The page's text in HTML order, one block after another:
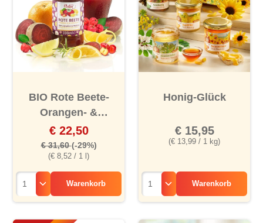
BIO Rote Beete-
Orangen- &
Acerolasaft, 8er
(€ 8,52 / 1 l)
€ 22,50
€ 31,60(-29%)
Warenkorb
Honig-Glück
(€ 13,99 / 1 kg)
€ 15,95
Warenkorb